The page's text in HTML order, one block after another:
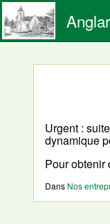
Urgent :
dynamique
Pour obtenir
Dans Nos